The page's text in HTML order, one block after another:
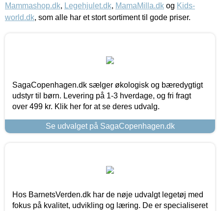
Mammashop.dk, Legehjulet.dk, MamaMilla.dk og Kids-
world.dk, som alle har et stort sortiment til gode priser.
SagaCopenhagen.dk sælger økologisk og bæredygtigt
udstyr til børn. Levering på 1-3 hverdage, og fri fragt
over 499 kr. Klik her for at se deres udvalg.
Se udvalget på SagaCopenhagen.dk
Hos BarnetsVerden.dk har de nøje udvalgt legetøj med
fokus på kvalitet, udvikling og læring. De er specialiseret